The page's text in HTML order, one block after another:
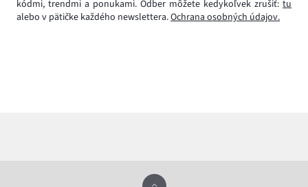
kódmi, trendmi a ponukami. Odber môžete kedykoľvek zrušiť: tu
alebo v pätičke každého newslettera.Ochrana osobných údajov.